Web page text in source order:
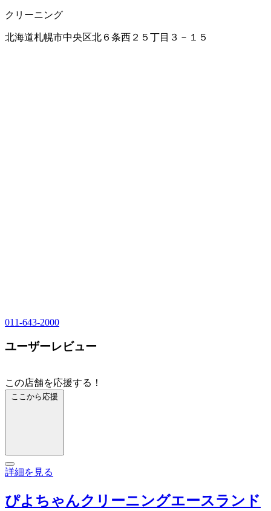
クリーニング
北海道札幌市中央区北６条西２５丁目３－１５
011-643-2000
ユーザーレビュー
この店舗を応援する！
ここから応援
詳細を見る
ぴよちゃんクリーニングエースランド